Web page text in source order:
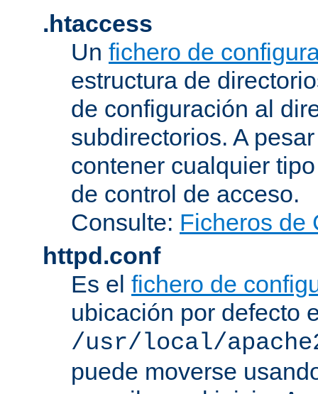
.htaccess
Un fichero de
estructura de
de configuración al
subdirectorios. A
contener cualquier
de control de acceso.
Consulte: Ficheros de
httpd.conf
Es el fichero de
ubicación por defecto
/usr/local/
puede moverse